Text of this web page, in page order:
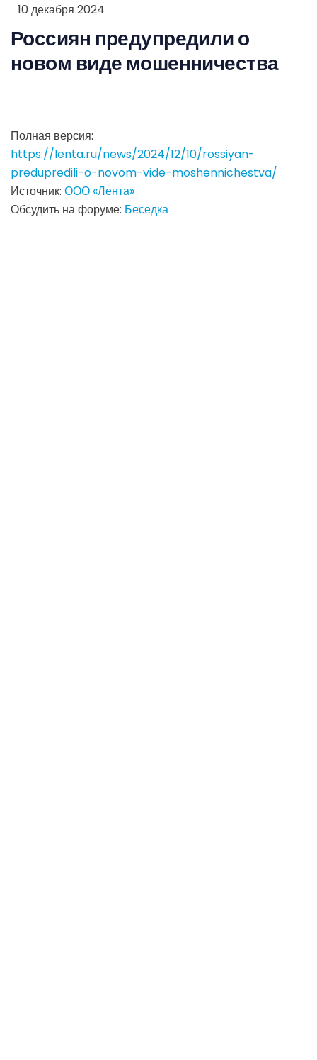
10 декабря 2024
Россиян предупредили о
новом виде мошенничества
Полная версия:
https://lenta.ru/news/2024/12/10/rossiyan-
predupredili-o-novom-vide-moshennichestva/
Источник: ООО «Лента»
Обсудить на форуме: Беседка